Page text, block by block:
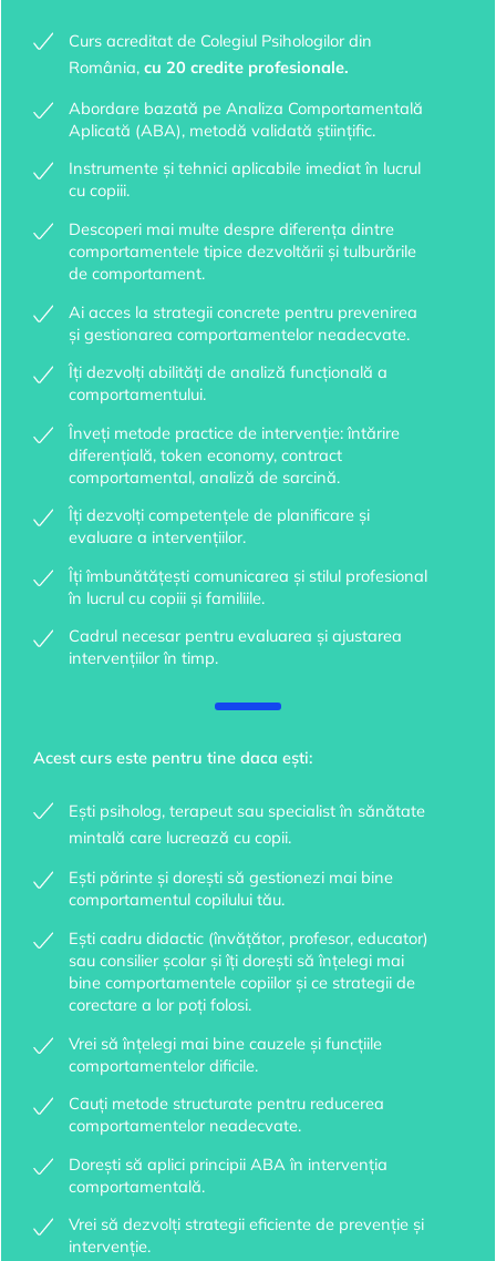
Curs acreditat de Colegiul Psihologilor din
România,cu 20 credite profesionale.
Abordare bazată pe Analiza Comportamentală
Aplicată (ABA), metodă validată științific.
Instrumente și tehnici aplicabile imediat în lucrul
cu copiii.
Descoperi mai multe despre diferența dintre
comportamentele tipice dezvoltării și tulburările
de comportament.
Ai acces la strategii concrete pentru prevenirea
și gestionarea comportamentelor neadecvate.
Îți dezvolți abilități de analiză funcțională a
comportamentului.
Înveți metode practice de intervenție: întărire
diferențială, token economy, contract
comportamental, analiză de sarcină.
Îți dezvolți competențele de planificare și
evaluare a intervențiilor.
Îți îmbunătățești comunicarea și stilul profesional
în lucrul cu copiii și familiile.
Cadrul necesar pentru evaluarea și ajustarea
intervențiilor în timp.
Acest curs este pentru tine daca ești:
Ești psiholog, terapeut sau specialist în sănătate
mintală care lucrează cu copii.
Ești părinte și dorești să gestionezi mai bine
comportamentul copilului tău.
Ești cadru didactic (învățător, profesor, educator)
sau consilier școlar și îți dorești să înțelegi mai
bine comportamentele copiilor și ce strategii de
corectare a lor poți folosi.
Vrei să înțelegi mai bine cauzele și funcțiile
comportamentelor dificile.
Cauți metode structurate pentru reducerea
comportamentelor neadecvate.
Dorești să aplici principii ABA în intervenția
comportamentală.
Vrei să dezvolți strategii eficiente de prevenție și
intervenție.